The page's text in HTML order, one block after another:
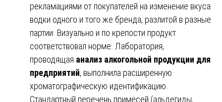
рекламациями от покупателей на изменение вкуса
водки одного и того же бренда, разлитой в разные
партии. Визуально и по крепости продукт
соответствовал норме. Лаборатория,
проводящая анализ алкогольной продукции для
предприятий, выполнила расширенную
хроматографическую идентификацию.
Стандартный перечень примесей (альдегиды,